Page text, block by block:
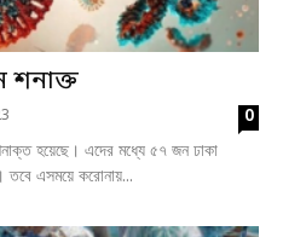
0
হয়েছে। এদের মধ্যে ৫৭ জন ঢাকা
তবে এসময়ে করোনায়...